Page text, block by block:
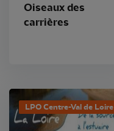
Oiseaux des
carrières
LPO Centre-Val de Loire